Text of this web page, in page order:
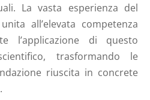
La vasta esperienza del
all’elevata competenza
l’applicazione di questo
trasformando le
riuscita in concrete